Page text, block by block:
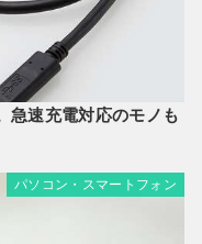
急速充電対応のモノも
パソコン・スマートフォン